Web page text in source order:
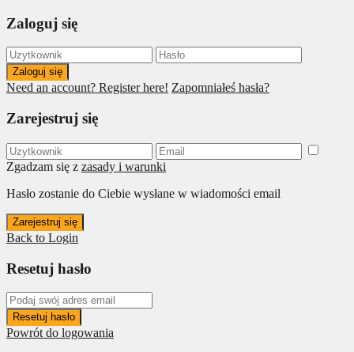
Zaloguj się
Zaloguj się
Need an account? Register here! Zapomniałeś hasła?
Zarejestruj się
Zgadzam się z zasady i warunki
Hasło zostanie do Ciebie wysłane w wiadomości email
Zarejestruj się
Back to Login
Resetuj hasło
Resetuj hasło
Powrót do logowania